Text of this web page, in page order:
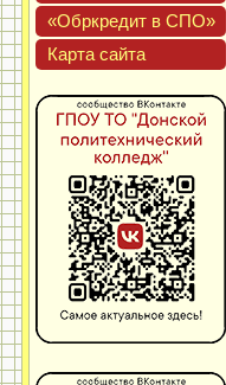
«Обркре­дит в СПО»
Кар­та сай­та